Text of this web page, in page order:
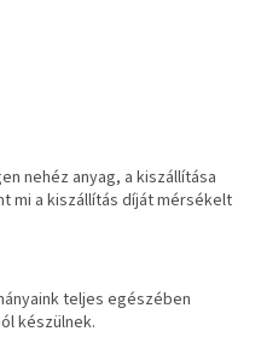
nehéz anyag, a kiszállítása
mi a kiszállítás díját mérsékelt
teljes egészében
készülnek.